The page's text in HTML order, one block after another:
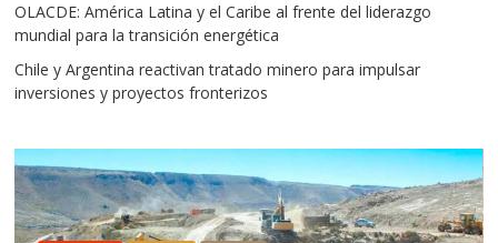
OLACDE: América Latina y el Caribe al frente del liderazgo
mundial para la transición energética
Chile y Argentina reactivan tratado minero para impulsar
inversiones y proyectos fronterizos
Mineria Mundo